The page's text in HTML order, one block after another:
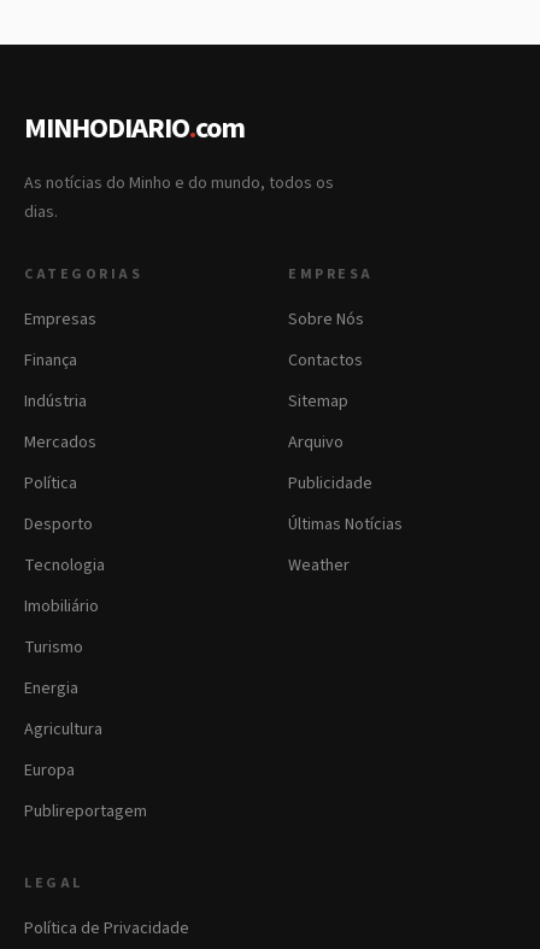
MINHODIARIO.com
As notícias do Minho e do mundo, todos os
dias.
CATEGORIAS
Empresas
Finança
Indústria
Mercados
Política
Desporto
Tecnologia
Imobiliário
Turismo
Energia
Agricultura
Europa
Publireportagem
EMPRESA
Sobre Nós
Contactos
Sitemap
Arquivo
Publicidade
Últimas Notícias
Weather
LEGAL
Política de Privacidade